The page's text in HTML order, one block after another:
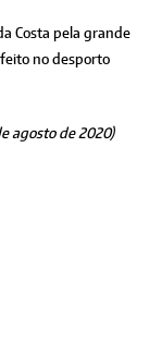
Costa pela grande
no desporto
agosto de 2020)